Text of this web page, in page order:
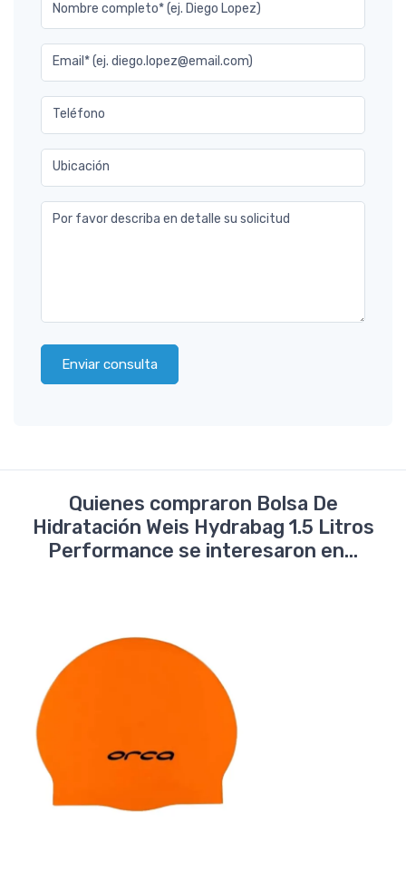
Nombre completo* (ej. Diego Lopez)
Email* (ej. diego.lopez@email.com)
Teléfono
Ubicación
Por favor describa en detalle su solicitud
Enviar consulta
Quienes compraron Bolsa De
Hidratación Weis Hydrabag 1.5 Litros
Performance se interesaron en...